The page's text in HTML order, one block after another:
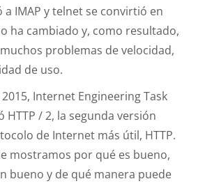
a IMAP y telnet se convirtió en
ha cambiado y, como resultado,
problemas de velocidad,
de uso.
Internet Engineering Task
HTTP / 2, la segunda versión
de Internet más útil, HTTP.
mostramos por qué es bueno,
bueno y de qué manera puede